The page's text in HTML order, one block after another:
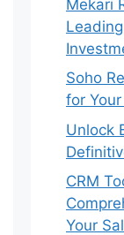
Mekari
Soho
for
Unlock
CRM
Your